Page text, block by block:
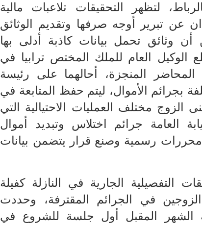
لتظهر التحقيقات تلاعبات مالية
عن تبرير أوجه صرفها وتقديم الوثائق
أن وثائق تحمل بيانات كاذبة أدلى بها
الوكيل العام للملك المختص ترابيا في
المحاضر المنجزة، أحالهما على رئيسة
بجرائم الأموال، ليتم حفظ المتابعة في
الزوج مختلف العمليات الاحتيالية التي
العامة جرائم اختلاس وتبديد أموال
محررات رسمية وصنع قرار يتضمن بيانات
التفصيلية الجارية في النازلة كفيلة
في الجرائم المقترفة، وحددت
الشهر المقبل أول جلسة للشروع في